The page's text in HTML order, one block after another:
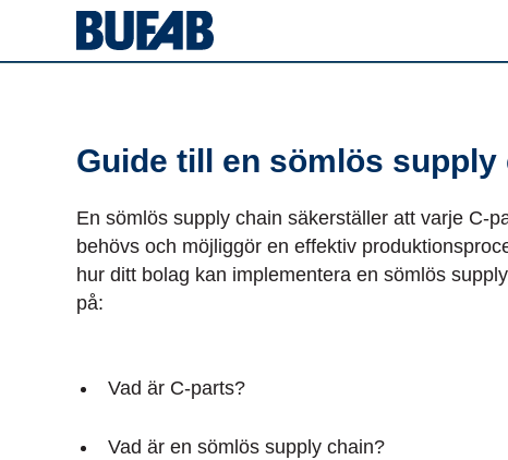
Guide till en sömlös
En sömlös supply chain säkerställer att varje C-
behövs och möjliggör en effektiv
hur ditt bolag kan implementera en sömlös
på:
Vad är C-parts?
Vad är en sömlös supply chain?